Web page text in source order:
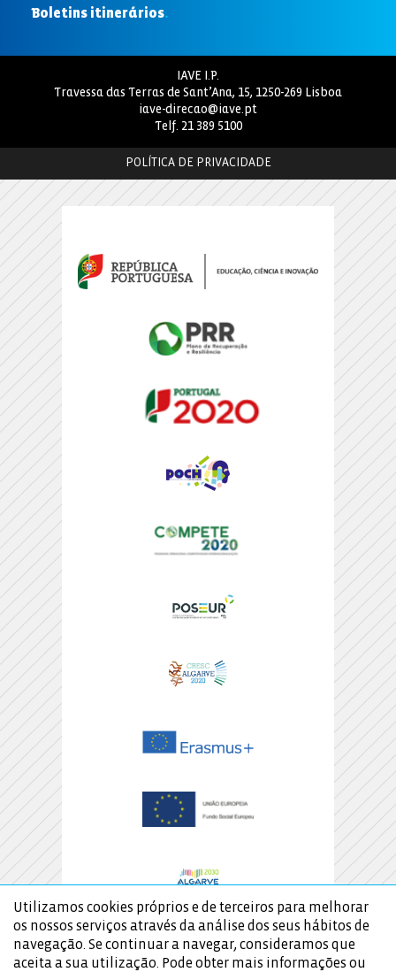
Boletins itinerários.
IAVE I.P.
Travessa das Terras de Sant’Ana, 15, 1250-269 Lisboa
iave-direcao@iave.pt
Telf. 21 389 5100
POLÍTICA DE PRIVACIDADE
Utilizamos cookies próprios e de terceiros para melhorar
os nossos serviços através da análise dos seus hábitos de
navegação. Se continuar a navegar, consideramos que
aceita a sua utilização. Pode obter mais informações ou